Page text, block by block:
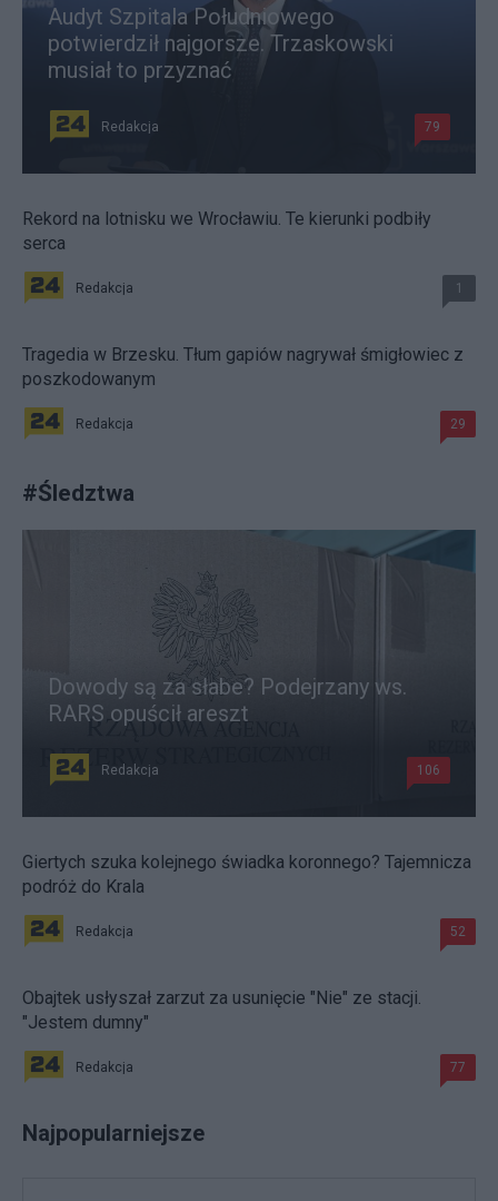
Audyt Szpitala Południowego
potwierdził najgorsze. Trzaskowski
musiał to przyznać
Redakcja 79
Rekord na lotnisku we Wrocławiu. Te kierunki podbiły
serca
Redakcja 1
Tragedia w Brzesku. Tłum gapiów nagrywał śmigłowiec z
poszkodowanym
Redakcja 29
#Śledztwa
Dowody są za słabe? Podejrzany ws.
RARS opuścił areszt
Redakcja 106
Giertych szuka kolejnego świadka koronnego? Tajemnicza
podróż do Krala
Redakcja 52
Obajtek usłyszał zarzut za usunięcie "Nie" ze stacji.
"Jestem dumny"
Redakcja 77
Najpopularniejsze